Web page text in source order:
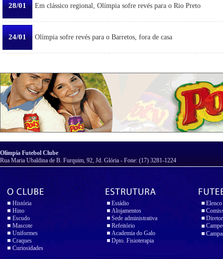
28/01 Em clássico regional, Olímpia sofre revés para o Rio Preto
24/01 Olímpia sofre revés para o Barretos, fora de casa
Olímpia Futebol Clube
Rua Maria Ubaldina de B. Furquim, 92, Jd. Glória - Fone: (17) 3281-1224
História
Hino
Escudo
Mascote
Uniformes
Craques
Curiosidades
Estádio
Alojamentos
Sede administrativa
Refeitório
Academia do Galo
Dpto. Fisioterapia
Elenco